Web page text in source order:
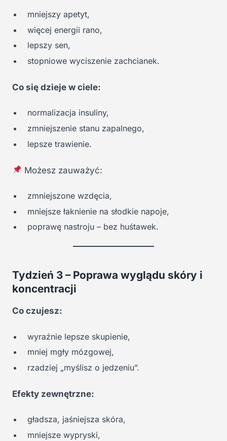
mniejszy apetyt,
więcej energii rano,
lepszy sen,
stopniowe wyciszenie zachcianek.
Co się dzieje w ciele:
normalizacja insuliny,
zmniejszenie stanu zapalnego,
lepsze trawienie.
Możesz zauważyć:
zmniejszone wzdęcia,
mniejsze łaknienie na słodkie napoje,
poprawę nastroju – bez huśtawek.
Tydzień 3 – Poprawa wyglądu skóry i
koncentracji
Co czujesz:
wyraźnie lepsze skupienie,
mniej mgły mózgowej,
rzadziej „myślisz o jedzeniu”.
Efekty zewnętrzne:
gładsza, jaśniejsza skóra,
mniejsze wypryski,